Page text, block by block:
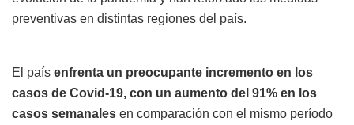
preventivas en distintas regiones del país.
El país enfrenta un preocupante incremento en los
casos de Covid-19, con un aumento del 91% en los
casos semanales en comparación con el mismo período